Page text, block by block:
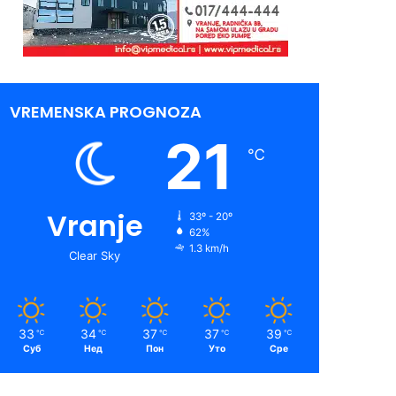
VREMENSKA PROGNOZA
Vranje
Clear Sky
21 ℃
33º - 20º
62%
1.3 km/h
33 ℃
Суб
34 ℃
Нед
37 ℃
Пон
37 ℃
Уто
39 ℃
Сре